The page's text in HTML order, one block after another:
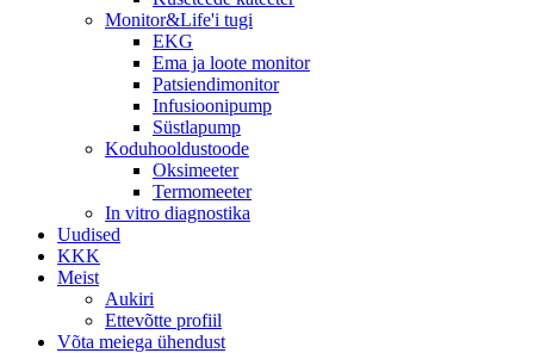
Monitor&Life'i tugi
EKG
Ema ja loote monitor
Patsiendimonitor
Infusioonipump
Süstlapump
Koduhooldustoode
Oksimeeter
Termomeeter
In vitro diagnostika
Uudised
KKK
Meist
Aukiri
Ettevõtte profiil
Võta meiega ühendust